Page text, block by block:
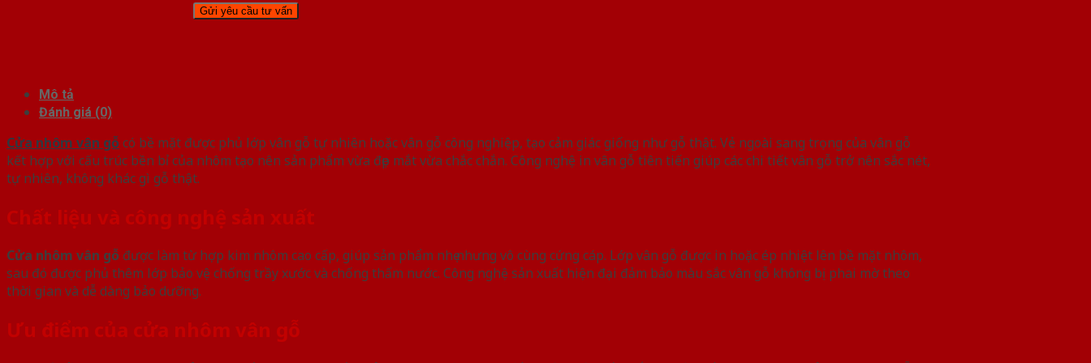
Mô tả
Đánh giá (0)
Cửa nhôm vân gỗcó bề mặt được phủ lớp vân gỗ tự nhiên hoặc vân gỗ công nghiệp, tạo cảm giác giống như gỗ thật. Vẻ ngoài sang trọng của vân gỗ
kết hợp với cấu trúc bền bỉ của nhôm tạo nên sản phẩm vừa đẹp mắt vừa chắc chắn. Công nghệ in vân gỗ tiên tiến giúp các chi tiết vân gỗ trở nên sắc nét,
tự nhiên, không khác gì gỗ thật.
Chất liệu và công nghệ sản xuất
Cửa nhôm vân gỗ được làm từ hợp kim nhôm cao cấp, giúp sản phẩm nhẹ nhưng vô cùng cứng cáp. Lớp vân gỗ được in hoặc ép nhiệt lên bề mặt nhôm,
sau đó được phủ thêm lớp bảo vệ chống trầy xước và chống thấm nước. Công nghệ sản xuất hiện đại đảm bảo màu sắc vân gỗ không bị phai mờ theo
thời gian và dễ dàng bảo dưỡng.
Ưu điểm của cửa nhôm vân gỗ